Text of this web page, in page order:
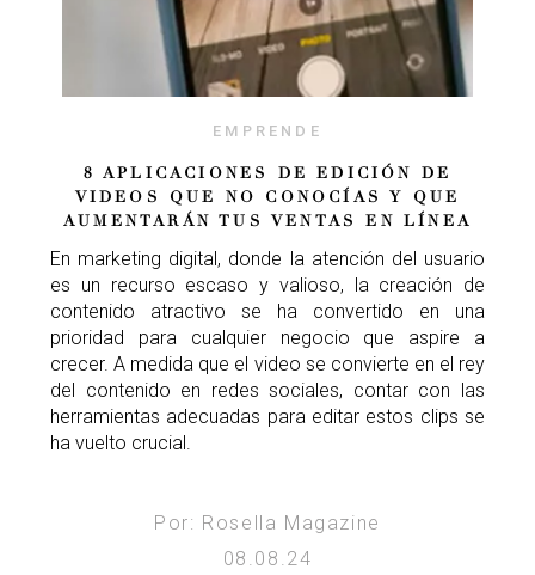
EMPRENDE
8 APLICACIONES DE EDICIÓN DE
VIDEOS QUE NO CONOCÍAS Y QUE
AUMENTARÁN TUS VENTAS EN LÍNEA
En marketing digital, donde la atención del usuario
es un recurso escaso y valioso, la creación de
contenido atractivo se ha convertido en una
prioridad para cualquier negocio que aspire a
crecer. A medida que el video se convierte en el rey
del contenido en redes sociales, contar con las
herramientas adecuadas para editar estos clips se
ha vuelto crucial.
Por: Rosella Magazine
08.08.24